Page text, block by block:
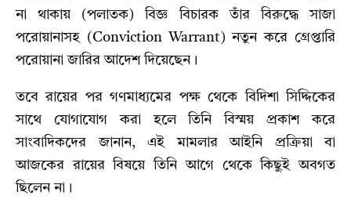
না থাকায় (পলাতক) বিজ্ঞ বিচারক তাঁর বিরুদ্ধে সাজা
পরোয়ানাসহ (Conviction Warrant) নতুন করে গ্রেপ্তারি
পরোয়ানা জারির আদেশ দিয়েছেন।
তবে রায়ের পর গণমাধ্যমের পক্ষ থেকে বিদিশা সিদ্দিকের
সাথে যোগাযোগ করা হলে তিনি বিস্ময় প্রকাশ করে
সাংবাদিকদের জানান, এই মামলার আইনি প্রক্রিয়া বা
আজকের রায়ের বিষয়ে তিনি আগে থেকে কিছুই অবগত
ছিলেন না।